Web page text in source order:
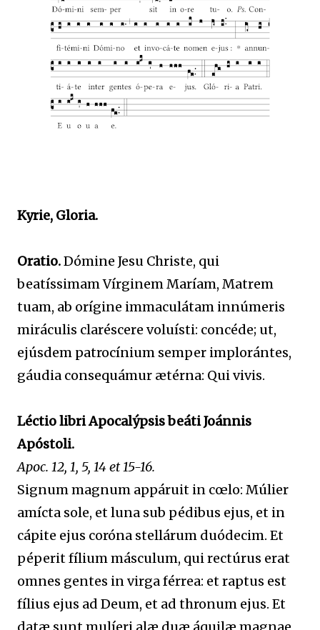
Kyrie, Gloria.
Oratio.Dómine Jesu Christe, qui
beatíssimam Vírginem Maríam, Matrem
tuam, ab orígine immaculátam innúmeris
miráculis claréscere voluísti: concéde; ut,
ejúsdem patrocínium semper implorántes,
gáudia consequámur ætérna: Qui vivis.
Léctio libri Apocalýpsis beáti Joánnis
Apóstoli.
Apoc. 12, 1, 5, 14 et 15-16.
Signum magnum appáruit in cœlo: Múlier
amícta sole, et luna sub pédibus ejus, et in
cápite ejus coróna stellárum duódecim. Et
péperit fílium másculum, qui rectúrus erat
omnes gentes in virga férrea: et raptus est
fílius ejus ad Deum, et ad thronum ejus. Et
datæ sunt mulíeri alæ duæ áquilæ magnae,